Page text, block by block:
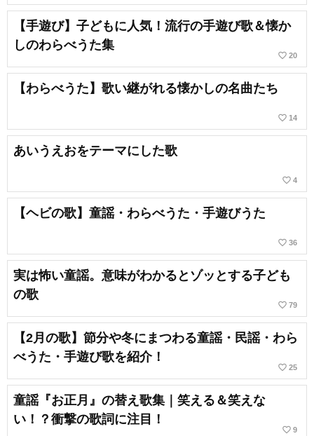
【手遊び】子どもに人気！流行の手遊び歌＆懐か
しのわらべうた集
favorite_border 20
【わらべうた】歌い継がれる懐かしの名曲たち
favorite_border 14
あいうえおをテーマにした歌
favorite_border 4
【ヘビの歌】童謡・わらべうた・手遊びうた
favorite_border 36
実は怖い童謡。意味がわかるとゾッとする子ども
の歌
favorite_border 79
【2月の歌】節分や冬にまつわる童謡・民謡・わら
べうた・手遊び歌を紹介！
favorite_border 25
童謡『お正月』の替え歌集｜笑える＆笑えな
い！？衝撃の歌詞に注目！
favorite_border 9